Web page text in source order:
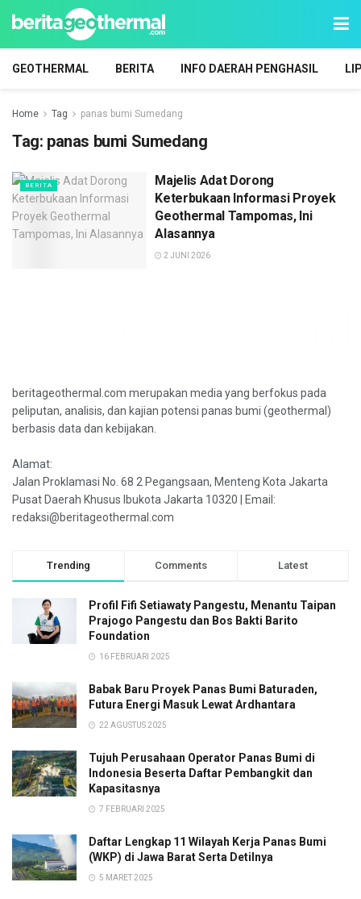
GEOTHERMAL BERITA INFO DAERAH PENGHASIL
Home Tag panas bumi Sumedang
Tag: panas bumi Sumedang
BERITA
Majelis Adat Dorong
Keterbukaan Informasi Proyek
Geothermal Tampomas, Ini
Alasannya
2 JUNI 2026
beritageothermal.com merupakan media yang berfokus pada
peliputan, analisis, dan kajian potensi panas bumi (geothermal)
berbasis data dan kebijakan.
Alamat:
Jalan Proklamasi No. 68 2 Pegangsaan, Menteng Kota Jakarta
Pusat Daerah Khusus Ibukota Jakarta 10320 | Email:
redaksi@beritageothermal.com
Trending Comments Latest
Profil Fifi Setiawaty Pangestu, Menantu Taipan
Prajogo Pangestu dan Bos Bakti Barito
Foundation
16 FEBRUARI 2025
Babak Baru Proyek Panas Bumi Baturaden,
Futura Energi Masuk Lewat Ardhantara
22 AGUSTUS 2025
Tujuh Perusahaan Operator Panas Bumi di
Indonesia Beserta Daftar Pembangkit dan
Kapasitasnya
7 FEBRUARI 2025
Daftar Lengkap 11 Wilayah Kerja Panas Bumi
(WKP) di Jawa Barat Serta Detilnya
5 MARET 2025